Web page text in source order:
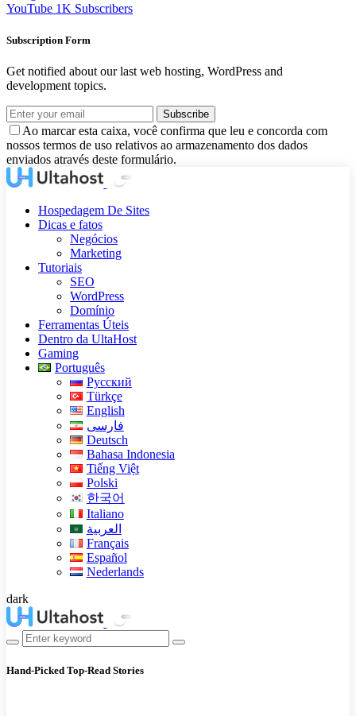
YouTube 1K Subscribers
Subscription Form
Get notified about our last web hosting, WordPress and
development topics.
Subscribe
Ao marcar esta caixa, você confirma que leu e concorda com
nossos termos de uso relativos ao armazenamento dos dados
enviados através deste formulário.
Hospedagem De Sites
Dicas e fatos
Negócios
Marketing
Tutoriais
SEO
WordPress
Domínio
Ferramentas Úteis
Dentro da UltaHost
Gaming
Português
Русский
Türkçe
English
فارسی
Deutsch
Bahasa Indonesia
Tiếng Việt
Polski
한국어
Italiano
العربية
Français
Español
Nederlands
dark
Hand-Picked Top-Read Stories